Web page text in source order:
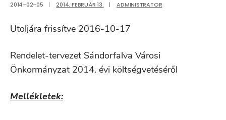
2014-02-05 | 2014. FEBRUÁR 13. | ADMINISTRATOR
Utoljára frissítve 2016-10-17
Rendelet-tervezet Sándorfalva Városi
Önkormányzat 2014. évi költségvetéséről
Mellékletek: